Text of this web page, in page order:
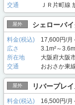
交通
ＪＲ片町線
屋外 シェローバ
料金(税込)
17,600円/月
広さ
3.1m²～
所在地
大阪府大阪
交通
おおさか東
屋外 リバープレ
料金(税込)
16,500円/月